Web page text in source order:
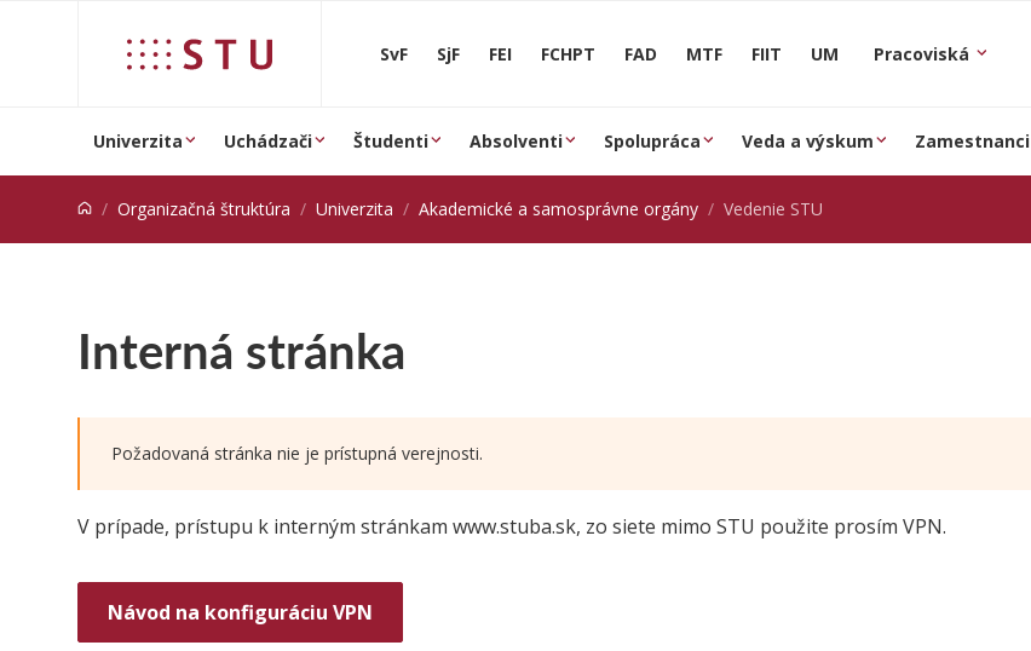
SvF SjF FEI FCHPT FAD MTF FIIT UM Pracoviská
Univerzita Uchádzači Študenti Absolventi Spolupráca Veda a výskum Zamestnanci
Organizačná štruktúra Univerzita Akademické a samosprávne orgány Vedenie STU
Interná stránka
Požadovaná stránka nie je prístupná verejnosti.
V prípade, prístupu k interným stránkam www.stuba.sk, zo siete mimo STU použite prosím VPN.
Návod na konfiguráciu VPN